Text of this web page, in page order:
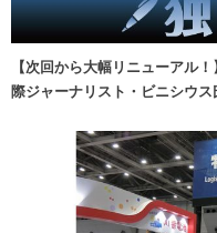
【次回から大幅リニューアル
際ジャーナリスト・ビニシウス